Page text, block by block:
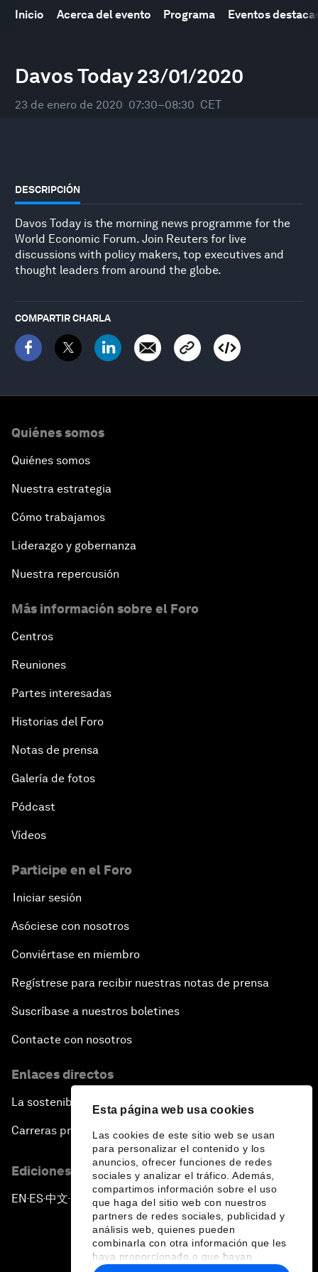
Esta página web usa cookies
Las cookies de este sitio web se usan
para personalizar el contenido y los
anuncios, ofrecer funciones de redes
sociales y analizar el tráfico. Además,
compartimos información sobre el uso
que haga del sitio web con nuestros
partners de redes sociales, publicidad y
análisis web, quienes pueden
combinarla con otra información que les
haya proporcionado o que hayan
Inicio Acerca del evento Programa Eventos
Davos Today 23/01/2020
23 de enero de 2020 07:30–08:30 CET
DESCRIPCIÓN
Davos Today is the morning news programme for the
World Economic Forum. Join Reuters for live
discussions with policy makers, top executives and
thought leaders from around the globe.
COMPARTIR CHARLA
Quiénes somos
Quiénes somos
Nuestra estrategia
Cómo trabajamos
Liderazgo y gobernanza
Nuestra repercusión
Más información sobre el Foro
Centros
Reuniones
Partes interesadas
Historias del Foro
Notas de prensa
Galería de fotos
Pódcast
Vídeos
Participe en el Foro
Iniciar sesión
Asóciese con nosotros
Conviértase en miembro
Regístrese para recibir nuestras notas de prensa
Suscríbase a nuestros boletines
Contacte con nosotros
Enlaces directos
La sostenibilidad en el Foro
Carreras profesionales
Ediciones en otros idiomas
EN ▪ES▪中文▪ 日本語